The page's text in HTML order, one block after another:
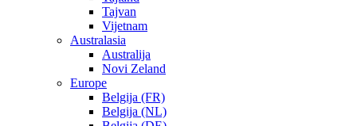
Tajvan
Vijetnam
Australasia
Australija
Novi Zeland
Europe
Belgija (FR)
Belgija (NL)